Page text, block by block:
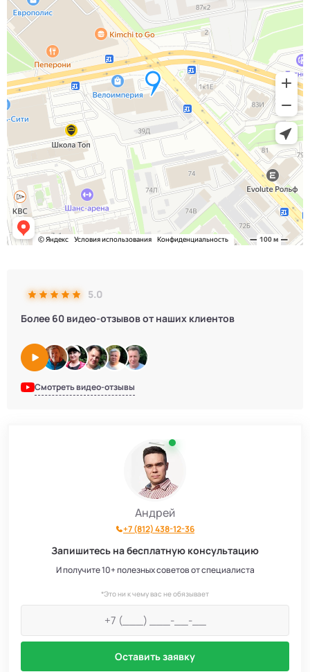
5.0
Более 60 видео-отзывов от наших клиентов
Смотреть видео-отзывы
Андрей
+7 (812) 438-12-36
Запишитесь на бесплатную консультацию
И получите 10+ полезных советов от специалиста
*Это ни к чему вас не обязывает
Оставить заявку